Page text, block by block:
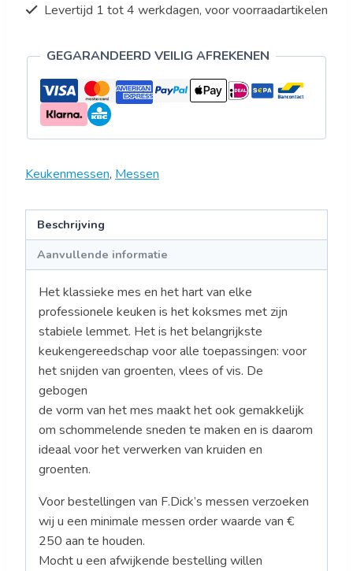
Levertijd 1 tot 4 werkdagen, voor voorraadartikelen
GEGARANDEERD VEILIG AFREKENEN
Keukenmessen, Messen
Beschrijving
Aanvullende informatie
Het klassieke mes en het hart van elke
professionele keuken is het koksmes met zijn
stabiele lemmet. Het is het belangrijkste
keukengereedschap voor alle toepassingen: voor
het snijden van groenten, vlees of vis. De
gebogen
de vorm van het mes maakt het ook gemakkelijk
om schommelende sneden te maken en is daarom
ideaal voor het verwerken van kruiden en
groenten.
Voor bestellingen van F.Dick’s messen verzoeken
wij u een minimale messen order waarde van €
250 aan te houden.
Mocht u een afwijkende bestelling willen